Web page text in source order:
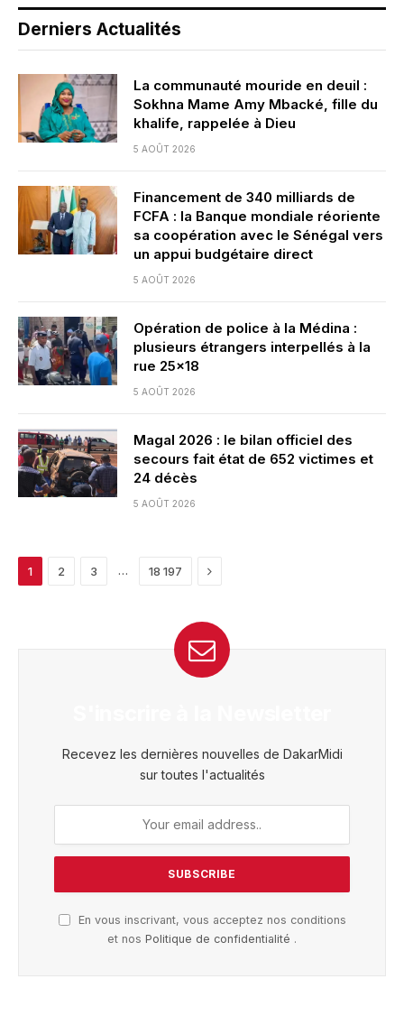
Derniers Actualités
La communauté mouride en deuil :
Sokhna Mame Amy Mbacké, fille du
khalife, rappelée à Dieu
5 AOÛT 2026
Financement de 340 milliards de
FCFA : la Banque mondiale réoriente
sa coopération avec le Sénégal vers
un appui budgétaire direct
5 AOÛT 2026
Opération de police à la Médina :
plusieurs étrangers interpellés à la
rue 25×18
5 AOÛT 2026
Magal 2026 : le bilan officiel des
secours fait état de 652 victimes et
24 décès
5 AOÛT 2026
1 2 3 … 18 197 Next
Recevez les dernières nouvelles de DakarMidi
sur toutes l'actualités
En vous inscrivant, vous acceptez nos conditions
et nos Politique de confidentialité .